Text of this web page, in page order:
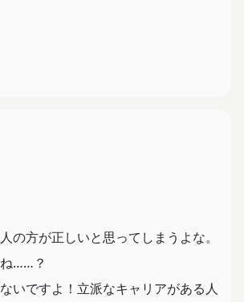
方が正しいと思ってしまうよな。
……？
いですよ！立派なキャリアがある人